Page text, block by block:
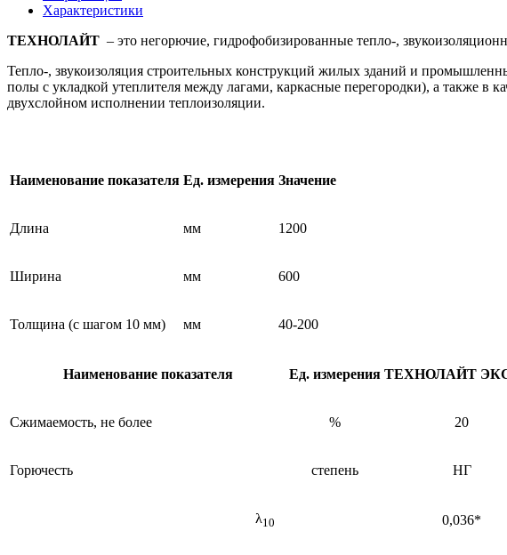
Характеристики
ТЕХНОЛАЙТ – это негорючие, гидрофобизированные тепло-,
Тепло-, звукоизоляция строительных конструкций жилых зданий и
полы с укладкой утеплителя между лагами, каркасные перегородки), а также в
двухслойном исполнении теплоизоляции.
Наименование показателя Ед. измерения Значение
Длина мм 1200
Ширина мм 600
Толщина (с шагом 10 мм) мм 40-200
Наименование показателя Ед. измерения ТЕХНОЛАЙТ
Сжимаемость, не более % 20
Горючесть степень НГ
λ10 0,036*